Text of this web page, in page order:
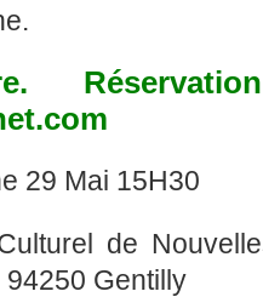
29 Mai 15H30
de
Gentilly